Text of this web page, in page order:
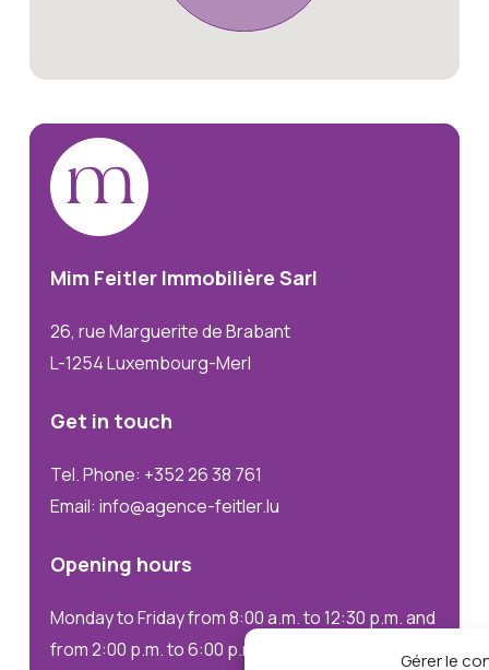
Gérer le
Mim Feitler Immobilière Sarl
26, rue Marguerite de Brabant
L-1254 Luxembourg-Merl
Get in touch
Tel. Phone: +352 26 38 761
Email: info@agence-feitler.lu
Opening hours
Monday to Friday from 8:00 a.m. to 12:30 p.m. and
from 2:00 p.m. to 6:00 p.m.